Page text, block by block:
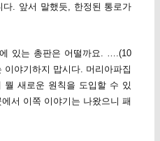
다. 앞서 말했듯, 한정된 통로가
있는 총판은 어떨까요. ….(10
야기하지 맙시다. 머리아파집
새로운 원칙을 도입할 수 있
서 이쪽 이야기는 나왔으니 패